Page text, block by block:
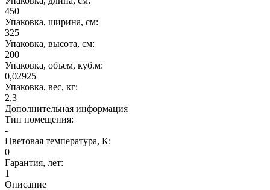
450
Упаковка, ширина, см:
325
Упаковка, высота, см:
200
Упаковка, объем, куб.м:
0,02925
Упаковка, вес, кг:
2,3
Дополнительная информация
Тип помещения:
-
Цветовая температура, К:
0
Гарантия, лет:
1
Описание